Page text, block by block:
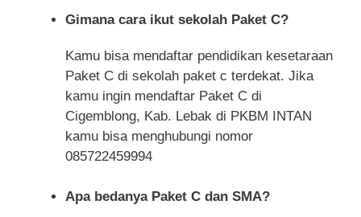
Gimana cara ikut sekolah Paket C?
Kamu bisa mendaftar pendidikan kesetaraan
Paket C di sekolah paket c terdekat. Jika
kamu ingin mendaftar Paket C di
Cigemblong, Kab. Lebak di PKBM INTAN
kamu bisa menghubungi nomor
085722459994
Apa bedanya Paket C dan SMA?